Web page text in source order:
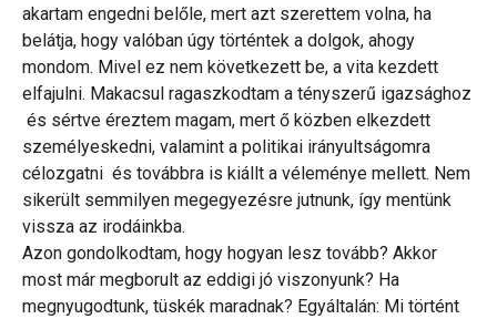
akartam engedni belőle, mert azt szerettem volna, ha
belátja, hogy valóban úgy történtek a dolgok, ahogy
mondom. Mivel ez nem következett be, a vita kezdett
elfajulni. Makacsul ragaszkodtam a tényszerű igazsághoz
és sértve éreztem magam, mert ő közben elkezdett
személyeskedni, valamint a politikai irányultságomra
célozgatni és továbbra is kiállt a véleménye mellett. Nem
sikerült semmilyen megegyezésre jutnunk, így mentünk
vissza az irodáinkba.
Azon gondolkodtam, hogy hogyan lesz tovább? Akkor
most már megborult az eddigi jó viszonyunk? Ha
megnyugodtunk, tüskék maradnak? Egyáltalán: Mi történt